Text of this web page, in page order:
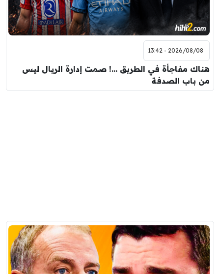
2026/08/08 - 13:42
هناك مفاجأة في الطريق …! صمت إدارة الريال ليس
من باب الصدفة